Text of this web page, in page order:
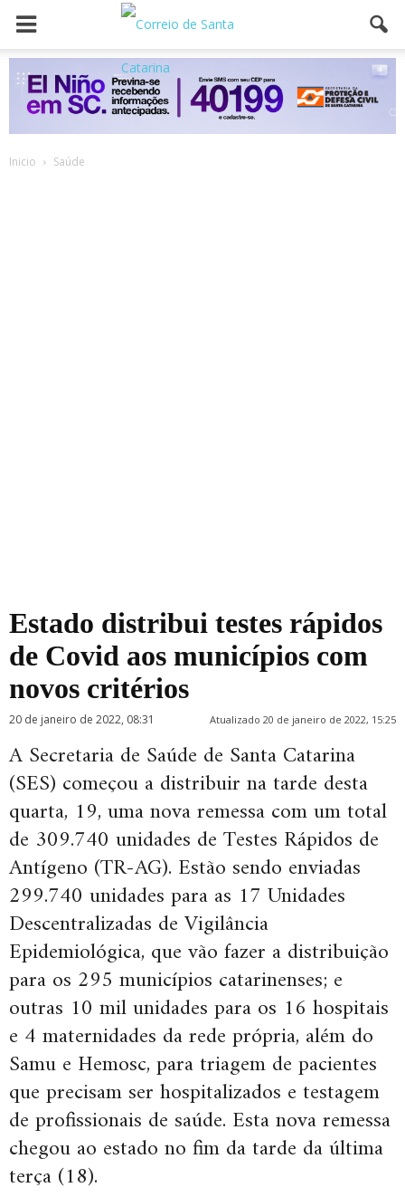
Inicio Saúde
Estado distribui testes rápidos
de Covid aos municípios com
novos critérios
20 de janeiro de 2022, 08:31 Atualizado 20 de janeiro de 2022, 15:25
A Secretaria de Saúde de Santa Catarina
(SES) começou a distribuir na tarde desta
quarta, 19, uma nova remessa com um total
de 309.740 unidades de Testes Rápidos de
Antígeno (TR-AG). Estão sendo enviadas
299.740 unidades para as 17 Unidades
Descentralizadas de Vigilância
Epidemiológica, que vão fazer a distribuição
para os 295 municípios catarinenses; e
outras 10 mil unidades para os 16 hospitais
e 4 maternidades da rede própria, além do
Samu e Hemosc, para triagem de pacientes
que precisam ser hospitalizados e testagem
de profissionais de saúde. Esta nova remessa
chegou ao estado no fim da tarde da última
terça (18).